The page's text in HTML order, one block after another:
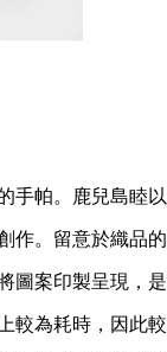
手帕。鹿兒島睦以
作。留意於織品的
圖案印製呈現，是
較為耗時，因此較